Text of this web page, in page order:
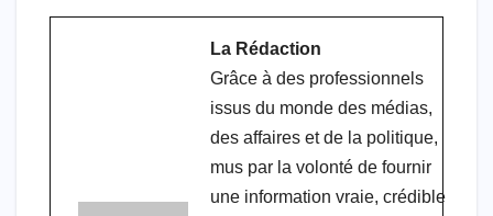
La Rédaction
Grâce à des professionnels
issus du monde des médias,
des affaires et de la politique,
mus par la volonté de fournir
une information vraie, crédible